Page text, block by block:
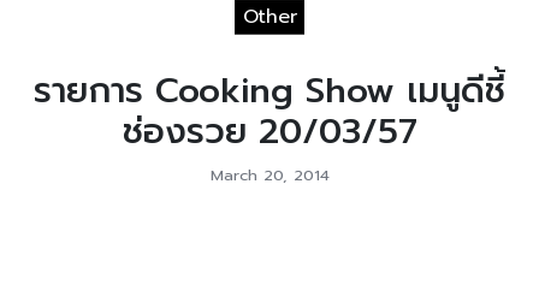
Other
รายการ Cooking Show เมนูดีชี้
ช่องรวย 20/03/57
March 20, 2014